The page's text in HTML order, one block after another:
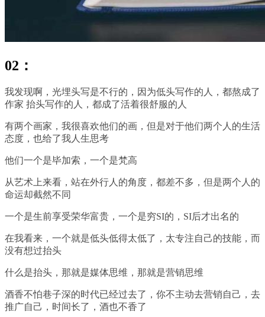
02：
我发现啊，光埋头写是不行的，因为低头写作的人，都熬成了
作家 抬头写作的人，都成了活着很舒服的人
有两个画家，我很喜欢他们的画，但是对于他们两个人的生活
态度，也给了我人生思考
他们一个是毕加索，一个是梵高
从艺术上来看，站在外行人的角度，都差不多，但是两个人的
命运却截然不同
一个是生前享受荣华富贵，一个是穷SI的，SI后才出名的
在我看来，一个就是低头低得太低了，太专注自己的技能，而
没有想过抬头
什么是抬头，那就是媒体思维，那就是营销思维
酒香不怕巷子深的时代已经过去了，你不主动去营销自己，去
推广自己，时间长了，酒也不香了